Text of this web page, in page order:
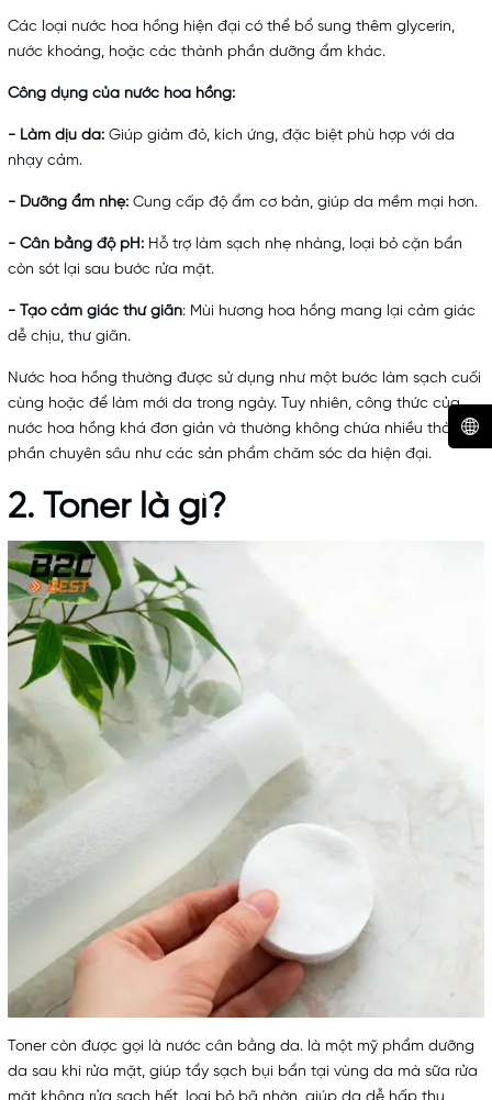
Các loại nước hoa hồng hiện đại có thể bổ sung thêm glycerin,
nước khoáng, hoặc các thành phần dưỡng ẩm khác.
Công dụng của nước hoa hồng:
- Làm dịu da: Giúp giảm đỏ, kích ứng, đặc biệt phù hợp với da
nhạy cảm.
- Dưỡng ẩm nhẹ: Cung cấp độ ẩm cơ bản, giúp da mềm mại hơn.
- Cân bằng độ pH: Hỗ trợ làm sạch nhẹ nhàng, loại bỏ cặn bẩn
còn sót lại sau bước rửa mặt.
- Tạo cảm giác thư giãn: Mùi hương hoa hồng mang lại cảm giác
dễ chịu, thư giãn.
Nước hoa hồng thường được sử dụng như một bước làm sạch cuối
cùng hoặc để làm mới da trong ngày. Tuy nhiên, công thức của
nước hoa hồng khá đơn giản và thường không chứa nhiều thành
phần chuyên sâu như các sản phẩm chăm sóc da hiện đại.
2. Toner là gì?
Toner còn được gọi là nước cân bằng da. là một mỹ phẩm dưỡng
da sau khi rửa mặt, giúp tẩy sạch bụi bẩn tại vùng da mà sữa rửa